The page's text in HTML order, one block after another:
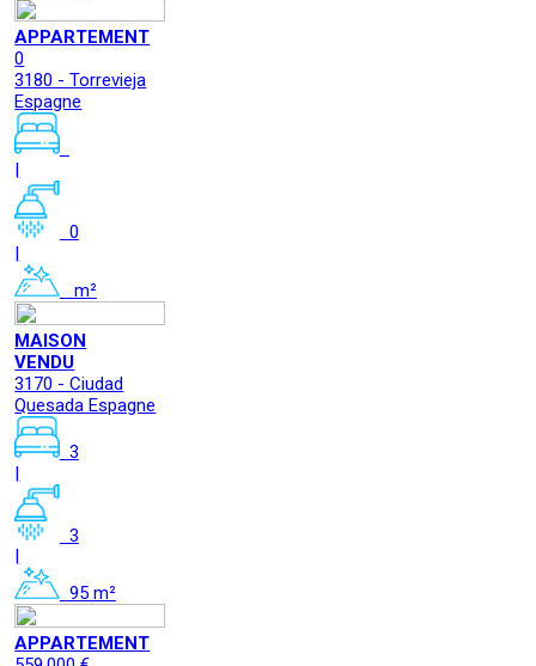
APPARTEMENT
0
3180 - Torrevieja
Espagne
0
|
m²
MAISON
VENDU
3170 - Ciudad
Quesada Espagne
3
|
3
95 m²
APPARTEMENT